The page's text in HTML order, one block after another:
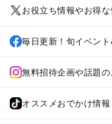
お役立ち情報やお得
毎日更新！旬イベント
無料招待企画や話題
オススメおでかけ情報